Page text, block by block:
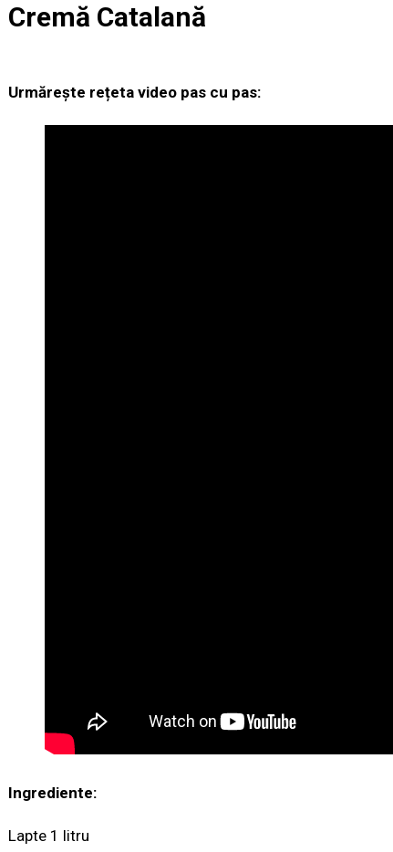
Cremă Catalană
Urmărește rețeta video pas cu pas:
Ingrediente:
Lapte 1 litru